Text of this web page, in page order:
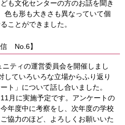
も文化センターの方のお話を聞き
色も形も大きさも異なっていて個
ことができました。
信 No.6】
ティの運営委員会を開催しまし
していろいろな立場からふり返り
ト」について話し合いました。
月に実施予定です。アンケートの
年度中に考察をし、次年度の学校
協力のほど、よろしくお願いいた